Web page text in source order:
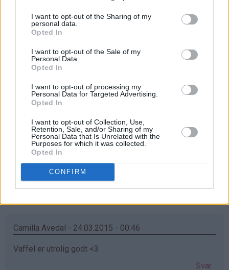
I want to opt-out of the Sharing of my
personal data.
Opted In
I want to opt-out of the Sale of my
Personal Data.
Opted In
I want to opt-out of processing my
Personal Data for Targeted Advertising.
Opted In
I want to opt-out of Collection, Use,
Retention, Sale, and/or Sharing of my
Personal Data that Is Unrelated with the
Purposes for which it was collected.
Opted In
CONFIRM
mia - 24.03.2015 - 00:46
Ønsker at min kjære venninne Nadia skal vinne! Hun er ei
helt fantastisk venninne og alene mamma til sin nydelige
datter på 7år! Hun stiller alltid opp, uansett, hun jobber
og står virkelig på for datteren sin, hun fortjener virkelig
å vinne❤
Nadia - 24.03.2015 - 01:03
Som
svar
på
av
mia
bekreftet)
Ååå verdens beste vennine, blir helt rørt! ❤️ Isåfall
skal dette vaffelhjernet deles med deg og de fine
barna våres ❤️❤️
Camilla Avedal - 24.03.2015 - 00:46
Vaffel er utrolig godt <3
Svar